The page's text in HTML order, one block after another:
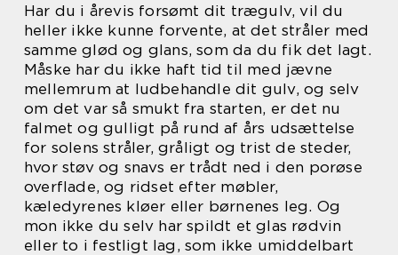
Har du i årevis forsømt dit trægulv, vil du
heller ikke kunne forvente, at det stråler med
samme glød og glans, som da du fik det lagt.
Måske har du ikke haft tid til med jævne
mellemrum at ludbehandle dit gulv, og selv
om det var så smukt fra starten, er det nu
falmet og gulligt på rund af års udsættelse
for solens stråler, gråligt og trist de steder,
hvor støv og snavs er trådt ned i den porøse
overflade, og ridset efter møbler,
kæledyrenes kløer eller børnenes leg. Og
mon ikke du selv har spildt et glas rødvin
eller to i festligt lag, som ikke umiddelbart